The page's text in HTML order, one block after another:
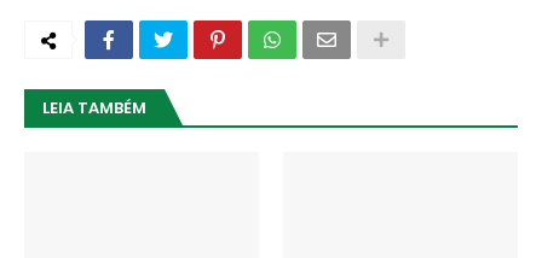
LEIA TAMBÉM